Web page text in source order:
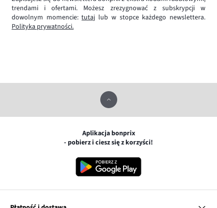
trendami i ofertami. Możesz zrezygnować z subskrypcji w
dowolnym momencie:tutaj lub w stopce każdego newslettera.
Polityka prywatności.
Aplikacja bonprix
- pobierz i ciesz się z korzyści!